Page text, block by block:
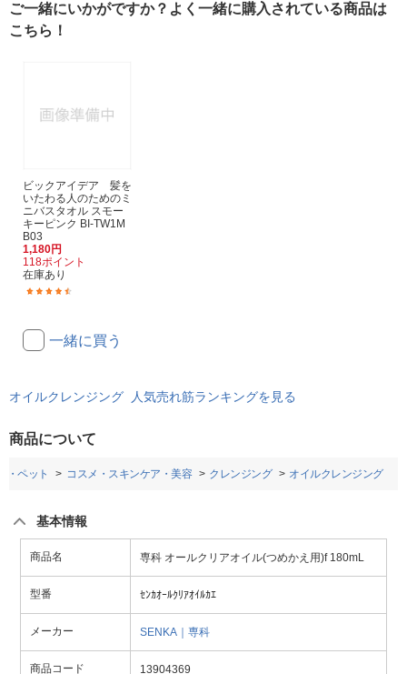
ご一緒にいかがですか？よく一緒に購入されている商品は
こちら！
ビックアイデア 髪を
いたわる人のためのミ
ニバスタオル スモー
キーピンク BI-TW1M
B03
1,180円
118ポイント
在庫あり
一緒に買う
オイルクレンジング 人気売れ筋ランキングを見る
商品について
・ペット コスメ・スキンケア・美容 クレンジング オイルクレンジング
基本情報
商品名 専科 オールクリアオイル(つめかえ用)f 180mL
型番 ｾﾝｶｵｰﾙｸﾘｱｵｲﾙｶｴ
メーカー SENKA｜専科
商品コード 13904369